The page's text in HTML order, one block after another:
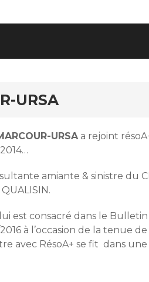
URSA
URSAa rejoint
amiante & sinistre du
QUALISIN.
est consacré dans le Bulletin
à l’occasion de la tenue
avec RésoA+ se fit dans